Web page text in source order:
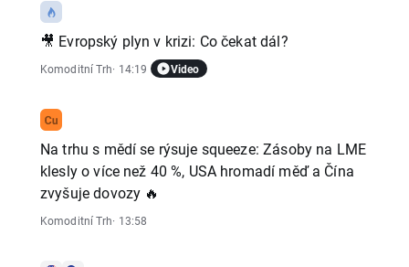
🎥 Evropský plyn v krizi: Co čekat dál?
Komoditní Trh· 14:19 Video
Na trhu s mědí se rýsuje squeeze: Zásoby na LME
klesly o více než 40 %, USA hromadí měď a Čína
zvyšuje dovozy 🔥
Komoditní Trh· 13:58